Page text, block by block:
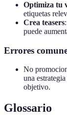
Optimiza tu
etiquetas
Crea teasers
puede
Errores
No
una
objetivo.
Glossario